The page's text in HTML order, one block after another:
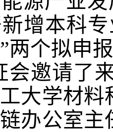
增本科
两个拟申
会邀请了
大学材
办公室